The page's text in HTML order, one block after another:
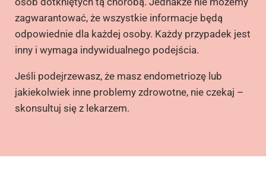
zagwarantować, że wszystkie informacje będą
odpowiednie dla każdej osoby. Każdy przypadek jest
inny i wymaga indywidualnego podejścia.
Jeśli podejrzewasz, że masz endometriozę lub
jakiekolwiek inne problemy zdrowotne, nie czekaj –
skonsultuj się z lekarzem.